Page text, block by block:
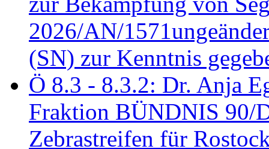
2026/AN/
(SN) zur Kenntnis
Ö 8.3 - 8.3.2: Dr. Anja
Fraktion BÜNDNIS 90/
Zebrastreifen für